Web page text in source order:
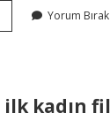
Yorum Bırak
ilk kadın